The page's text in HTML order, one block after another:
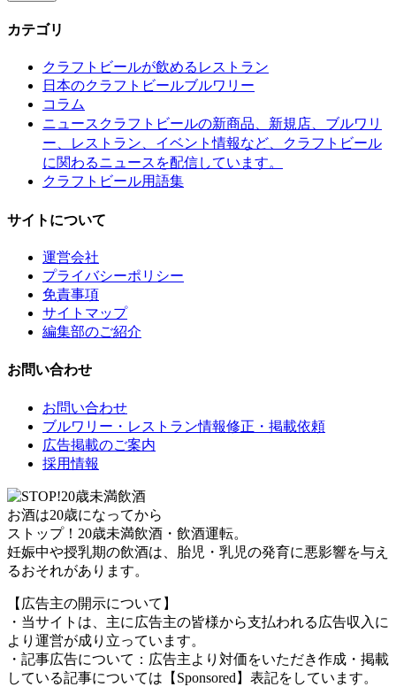
カテゴリ
クラフトビールが飲めるレストラン
日本のクラフトビールブルワリー
コラム
ニュース クラフトビールの新商品、新規店、ブルワリ
ー、レストラン、イベント情報など、クラフトビール
に関わるニュースを配信しています。
クラフトビール用語集
サイトについて
運営会社
プライバシーポリシー
免責事項
サイトマップ
編集部のご紹介
お問い合わせ
お問い合わせ
ブルワリー・レストラン情報修正・掲載依頼
広告掲載のご案内
採用情報
お酒は20歳になってから
ストップ！20歳未満飲酒・飲酒運転。
妊娠中や授乳期の飲酒は、胎児・乳児の発育に悪影響を与え
るおそれがあります。
【広告主の開示について】
・当サイトは、主に広告主の皆様から支払われる広告収入に
より運営が成り立っています。
・記事広告について：広告主より対価をいただき作成・掲載
している記事については【Sponsored】表記をしています。